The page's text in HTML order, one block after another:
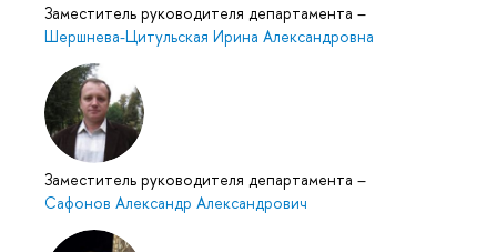
Заместитель руководителя департамента –
Шершнева-Цитульская Ирина Александровна
Заместитель руководителя департамента –
Сафонов Александр Александрович